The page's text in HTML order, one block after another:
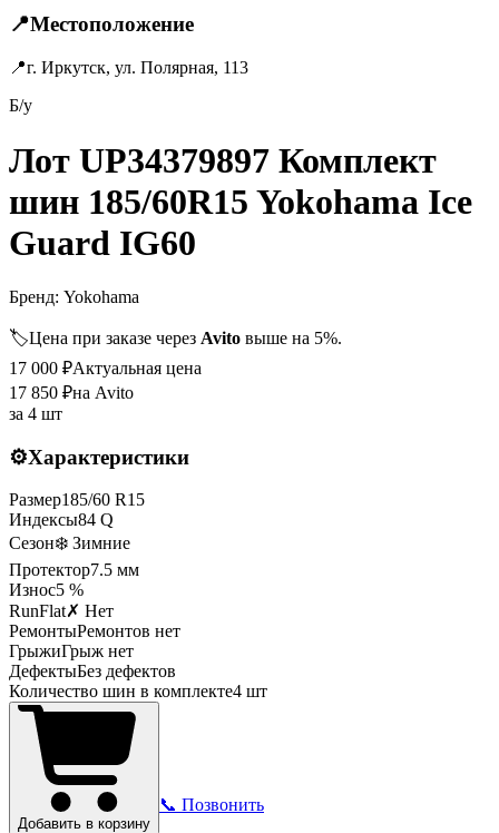
📍Местоположение
📍г. Иркутск, ул. Полярная, 113
Б/у
Лот UP34379897 Комплект
шин 185/60R15 Yokohama Ice
Guard IG60
Бренд: Yokohama
🏷️Цена при заказе через Avito выше на 5%.
17 000 ₽Актуальная цена
17 850 ₽на Avito
за 4 шт
⚙️Характеристики
Размер185/60 R15
Индексы84 Q
Сезон❄️ Зимние
Протектор7.5 мм
Износ5 %
RunFlat✗ Нет
РемонтыРемонтов нет
ГрыжиГрыж нет
ДефектыБез дефектов
Количество шин в комплекте4 шт
Добавить в корзину
📞 Позвонить